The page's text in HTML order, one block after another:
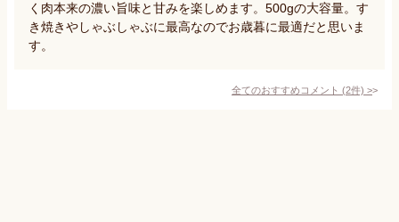
く肉本来の濃い旨味と甘みを楽しめます。500gの大容量。す
き焼きやしゃぶしゃぶに最高なのでお歳暮に最適だと思いま
す。
全てのおすすめコメント (2件) >